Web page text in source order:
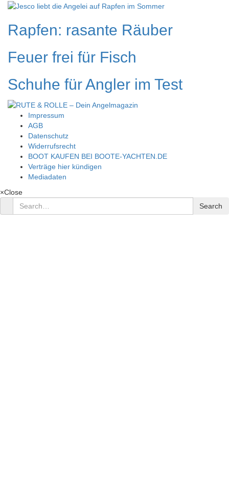
Rapfen: rasante Räuber
Feuer frei für Fisch
Schuhe für Angler im Test
Impressum
AGB
Datenschutz
Widerrufsrecht
BOOT KAUFEN BEI BOOTE-YACHTEN.DE
Verträge hier kündigen
Mediadaten
×Close
Search